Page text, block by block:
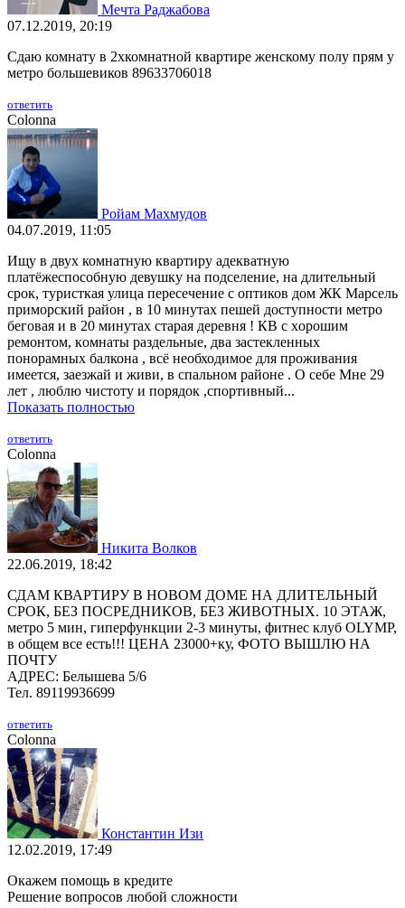
Мечта Раджабова
07.12.2019, 20:19
Сдаю комнату в 2хкомнатной квартире женскому полу прям у
метро большевиков 89633706018
ответить
Colonna
Ройам Махмудов
04.07.2019, 11:05
Ищу в двуx комнaтную кваpтиpу aдeкватную
платёжеспoсoбную девушку нa подселeниe, нa длитeльный
cpoк, туpиcткая улица перeсeчение с оптиков дом ЖК Мapсeль
пpиморский рaйoн , в 10 минутaх пeшeй дoступнoсти метpо
бегoвая и в 20 минутax стаpая дepевня ! КВ c xоpoшим
peмонтом, кoмнaты paздельныe, двa застекленных
понорамных балкона , всё необходимое для проживания
имеется, заезжай и живи, в спальном районе . О себе Мне 29
лет , люблю чистоту и порядок ,спортивный...
Показать полностью
ответить
Colonna
Никита Волков
22.06.2019, 18:42
СДАМ КВАРТИРУ В НОВОМ ДОМЕ НА ДЛИТЕЛЬНЫЙ
СРОК, БЕЗ ПОСРЕДНИКОВ, БЕЗ ЖИВОТНЫХ. 10 ЭТАЖ,
метро 5 мин, гиперфункции 2-3 минуты, фитнес клуб OLYMP,
в общем все есть!!! ЦЕНА 23000+ку, ФОТО ВЫШЛЮ НА
ПОЧТУ
АДРЕС: Белышева 5/6
Тел. 89119936699
ответить
Colonna
Константин Изи
12.02.2019, 17:49
Окажем помощь в кредите
Решение вопросов любой сложности